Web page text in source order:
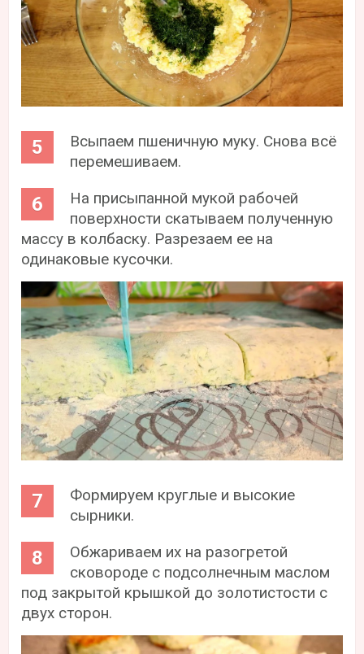
Всыпаем пшеничную муку. Снова всё
перемешиваем.
На присыпанной мукой рабочей
поверхности скатываем полученную
массу в колбаску. Разрезаем ее на
одинаковые кусочки.
Формируем круглые и высокие
сырники.
Обжариваем их на разогретой
сковороде с подсолнечным маслом
под закрытой крышкой до золотистости с
двух сторон.